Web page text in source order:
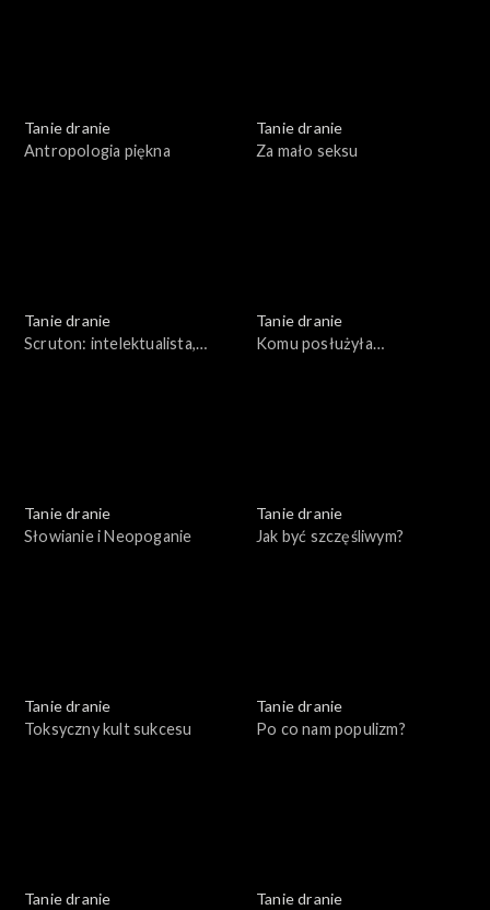
Tanie dranie
Antropologia piękna
Tanie dranie
Za mało seksu
Tanie dranie
Scruton: intelektualista,
Tanie dranie
Komu posłużyła
Tanie dranie
Słowianie i Neopoganie
Tanie dranie
Jak być szczęśliwym?
Tanie dranie
Toksyczny kult sukcesu
Tanie dranie
Po co nam populizm?
Tanie dranie
Tanie dranie